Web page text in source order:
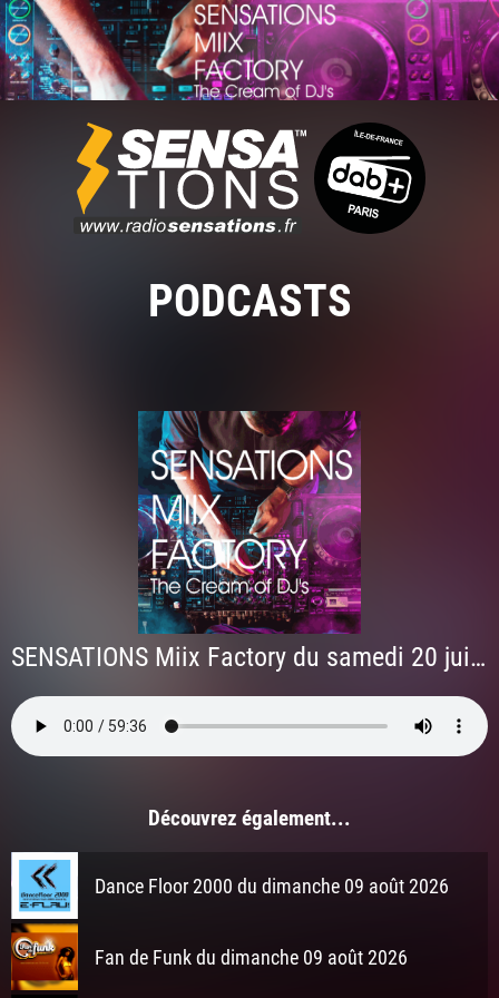
PODCASTS
SENSATIONS Miix Factory du samedi 20 juin 2026 à 22h
Découvrez également...
Dance Floor 2000 du dimanche 09 août 2026
Fan de Funk du dimanche 09 août 2026